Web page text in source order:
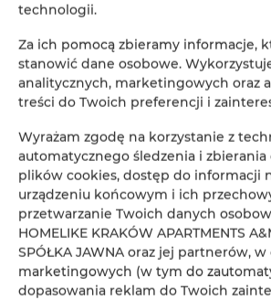
FILTROWANIE
HomeLike
Apartments
1 oferta
technologii.
Za ich pomocą zbieramy informacje,
stanowić dane osobowe.
analitycznych, marketingowych oraz
treści do Twoich preferencji i
Wyrażam zgodę na korzystanie z
automatycznego śledzenia i
plików cookies, dostęp do informacji
urządzeniu końcowym i ich
przetwarzanie Twoich danych
HOMELIKE KRAKÓW APARTMENTS
SPÓŁKA JAWNA oraz jej partnerów, w
marketingowych (w tym do
dopasowania reklam do Twoich